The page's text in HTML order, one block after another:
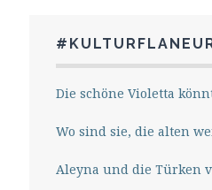
Die schöne Violetta
Wo sind sie, die alten
Aleyna und die Türken